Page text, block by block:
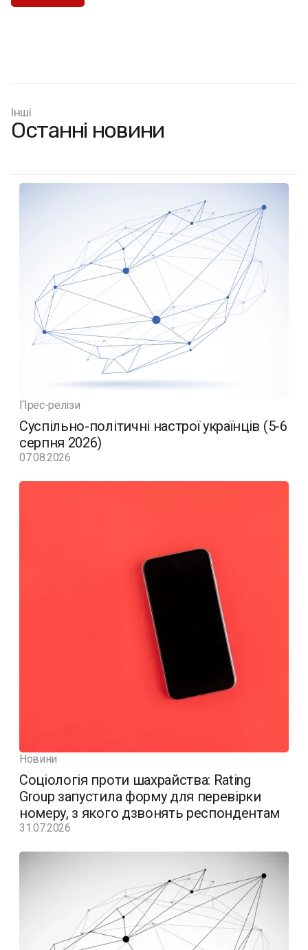
Інші
Останні новини
Прес-релізи
Суспільно-політичні настрої українців (5-6
серпня 2026)
07.08.2026
Новини
Соціологія проти шахрайства: Rating
Group запустила форму для перевірки
номеру, з якого дзвонять респондентам
31.07.2026